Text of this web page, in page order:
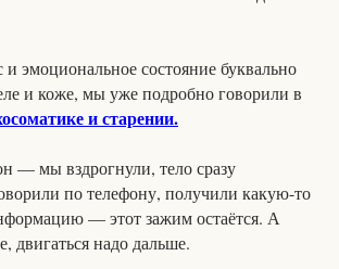
и эмоциональное состояние буквально
и коже, мы уже подробно говорили в
и старении.
— мы вздрогнули, тело сразу
по телефону, получили какую-то
— этот зажим остаётся. А
двигаться надо дальше.